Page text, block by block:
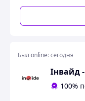
Был online:сегодня
Інвайд
100%